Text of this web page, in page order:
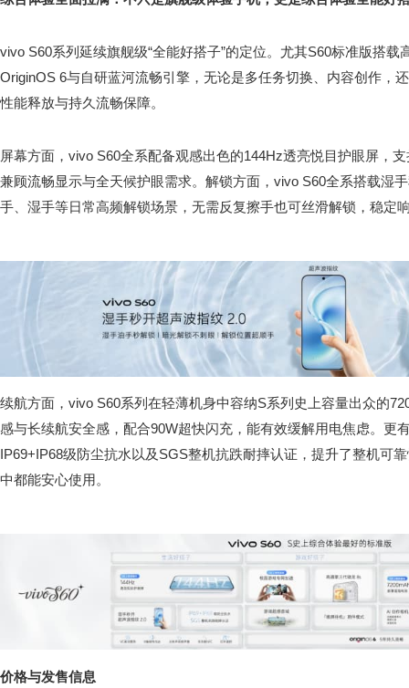
vivo S60系列延续旗舰级“全能好搭子”的定位。尤其S60标准版搭
OriginOS 6与自研蓝河流畅引擎，无论是多任务切换、内容创作，
性能释放与持久流畅保障。
屏幕方面，vivo S60全系配备观感出色的144Hz透亮悦目护眼屏，
兼顾流畅显示与全天候护眼需求。解锁方面，vivo S60全系搭载湿
手、湿手等日常高频解锁场景，无需反复擦手也可丝滑解锁，稳定
续航方面，vivo S60系列在轻薄机身中容纳S系列史上容量出众的
感与长续航安全感，配合90W超快闪充，能有效缓解用电焦虑。更
IP69+IP68级防尘抗水以及SGS整机抗跌耐摔认证，提升了整机可
中都能安心使用。
价格与发售信息